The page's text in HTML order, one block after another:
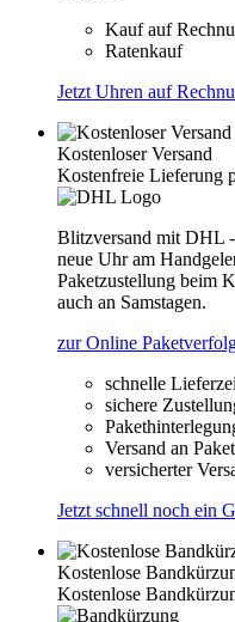
Kauf auf
Ratenkauf
Jetzt Uhren auf
Kostenloser Versand
Kostenfreie Lieferung
Blitzversand mit DHL
neue Uhr am
Paketzustellung beim
auch an Samstagen.
zur Online
schnelle
sichere
Versand an
versicherter
Jetzt schnell noch ein
Kostenlose
Kostenlose